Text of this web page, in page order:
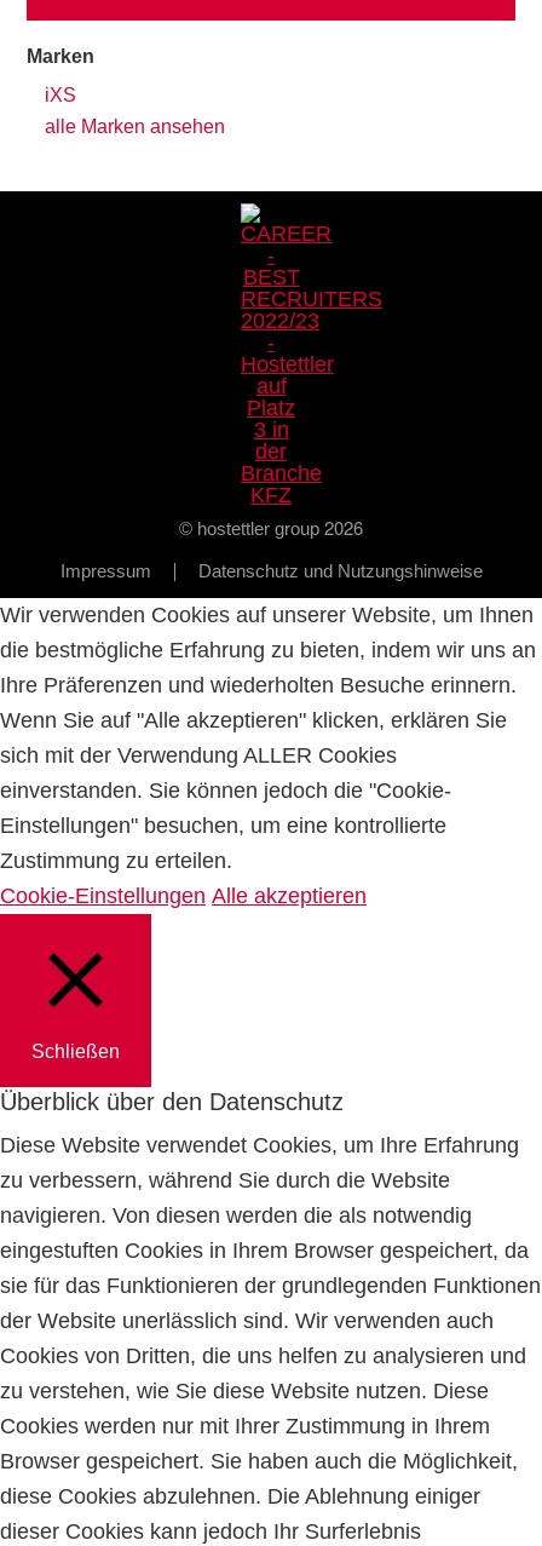
Marken
iXS
alle Marken ansehen
© hostettler group 2026
Impressum Datenschutz und Nutzungshinweise
Wir verwenden Cookies auf unserer Website, um Ihnen
die bestmögliche Erfahrung zu bieten, indem wir uns an
Ihre Präferenzen und wiederholten Besuche erinnern.
Wenn Sie auf "Alle akzeptieren" klicken, erklären Sie
sich mit der Verwendung ALLER Cookies
einverstanden. Sie können jedoch die "Cookie-
Einstellungen" besuchen, um eine kontrollierte
Zustimmung zu erteilen.
Cookie-Einstellungen Alle akzeptieren
Schließen
Überblick über den Datenschutz
Diese Website verwendet Cookies, um Ihre Erfahrung
zu verbessern, während Sie durch die Website
navigieren. Von diesen werden die als notwendig
eingestuften Cookies in Ihrem Browser gespeichert, da
sie für das Funktionieren der grundlegenden Funktionen
der Website unerlässlich sind. Wir verwenden auch
Cookies von Dritten, die uns helfen zu analysieren und
zu verstehen, wie Sie diese Website nutzen. Diese
Cookies werden nur mit Ihrer Zustimmung in Ihrem
Browser gespeichert. Sie haben auch die Möglichkeit,
diese Cookies abzulehnen. Die Ablehnung einiger
dieser Cookies kann jedoch Ihr Surferlebnis